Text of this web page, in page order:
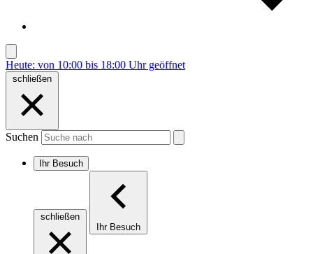
Heute: von 10:00 bis 18:00 Uhr geöffnet
schließen
Suchen
Ihr Besuch
schließen
Ihr Besuch